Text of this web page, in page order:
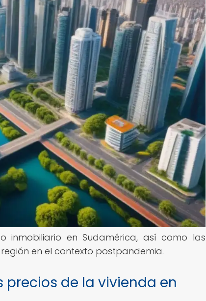
inmobiliario en Sudamérica, así como las
en el contexto postpandemia.
de la vivienda en